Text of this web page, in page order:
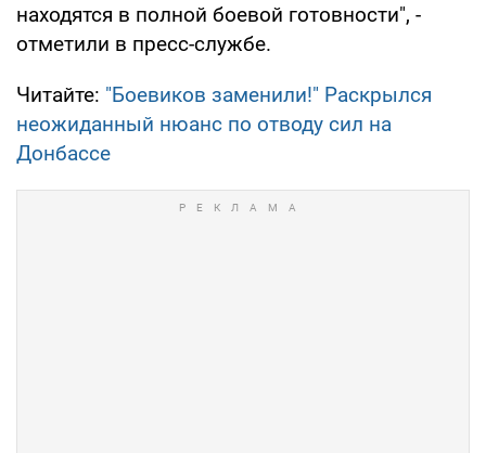
находятся в полной боевой готовности", -
отметили в пресс-службе.
Читайте: "Боевиков заменили!" Раскрылся
неожиданный нюанс по отводу сил на
Донбассе